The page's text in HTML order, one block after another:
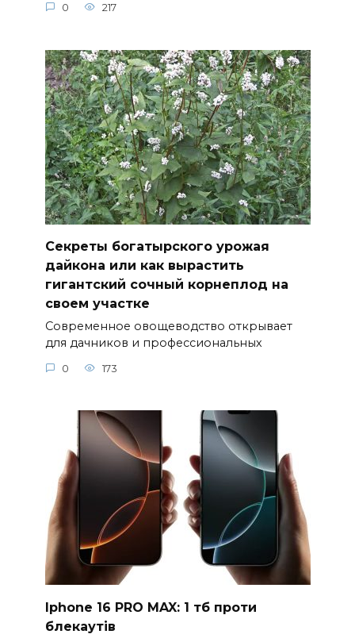
0 217
Секреты богатырского урожая
дайкона или как вырастить
гигантский сочный корнеплод на
своем участке
Современное овощеводство открывает
для дачников и профессиональных
0 173
Iphone 16 PRO MAX: 1 тб проти
блекаутів